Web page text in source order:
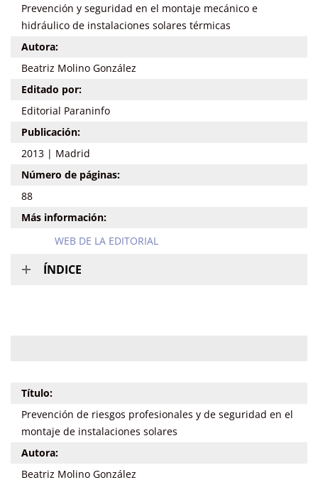
Prevención y seguridad en el montaje mecánico e
hidráulico de instalaciones solares térmicas
Autora:
Beatriz Molino González
Editado por:
Editorial Paraninfo
Publicación:
2013 | Madrid
Número de páginas:
88
Más información:
WEB DE LA EDITORIAL
ÍNDICE
Título:
Prevención de riesgos profesionales y de seguridad en el
montaje de instalaciones solares
Autora:
Beatriz Molino González